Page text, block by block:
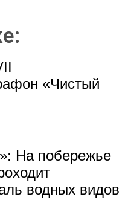
«Чистый
На побережье
водных видов